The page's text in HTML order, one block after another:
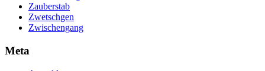
Zauberstab
Zwetschgen
Zwischengang
Meta